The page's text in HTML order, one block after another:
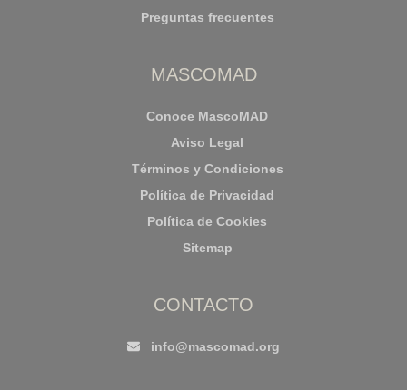
Preguntas frecuentes
MASCOMAD
Conoce MascoMAD
Aviso Legal
Términos y Condiciones
Política de Privacidad
Política de Cookies
Sitemap
CONTACTO
info@mascomad.org